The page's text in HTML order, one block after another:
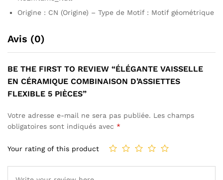
Origine : CN (Origine) – Type de Motif : Motif géométrique
Avis (0)
BE THE FIRST TO REVIEW “ÉLÉGANTE VAISSELLE
EN CÉRAMIQUE COMBINAISON D’ASSIETTES
FLEXIBLE 5 PIÈCES”
Votre adresse e-mail ne sera pas publiée. Les champs
obligatoires sont indiqués avec *
Your rating of this product